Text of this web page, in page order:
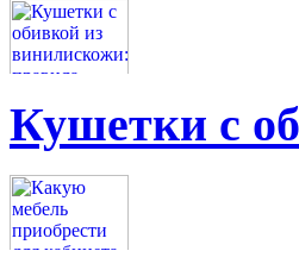
Кушетки с